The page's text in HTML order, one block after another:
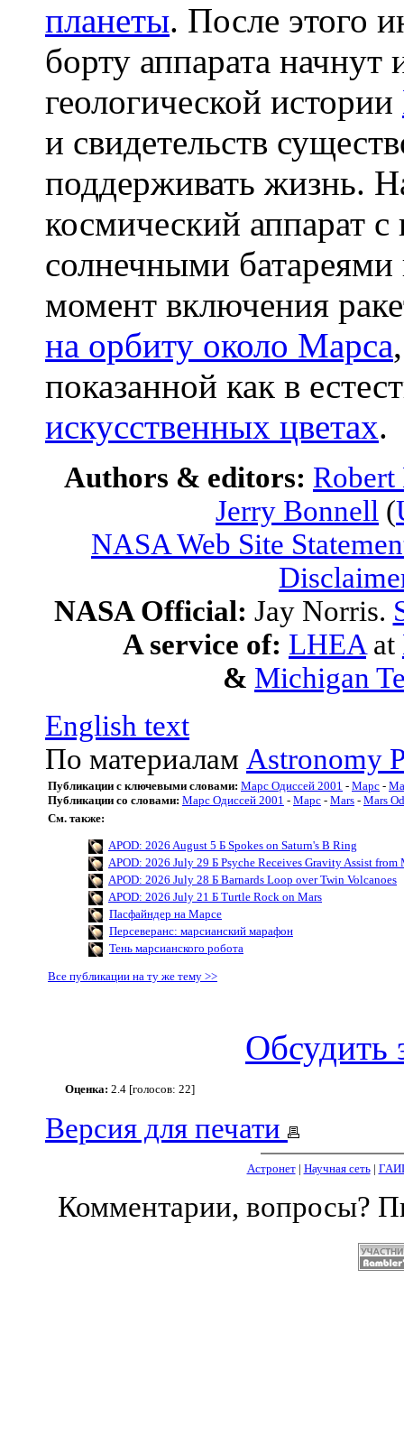
планеты. После этого
борту аппарата начнут
геологической истории
и свидетельств
поддерживать жизнь.
космический аппарат
солнечными
момент включения
на орбиту около Марса
показанной как в
искусственных цветах.
Authors & editors:
Jerry Bonnell (
NASA Web Site
NASA Official: Jay Norris.
A service of: LHEA at
& Michigan
English text
По материалам Astronomy
Публикации с ключевыми словами: Марс Одиссей 2001 - Марс -
Публикации со словами: Марс Одиссей 2001 - Марс - Mars - Mars
См. также:
APOD: 2026 August 5 Б Spokes on Saturn's B Ring
APOD: 2026 July 29 Б Psyche Receives Gravity Assist from
APOD: 2026 July 28 Б Barnards Loop over Twin Volcanoes
APOD: 2026 July 21 Б Turtle Rock on Mars
Пасфайндер на Марсе
Персеверанс: марсианский марафон
Тень марсианского робота
Все публикации на ту же тему >>
Обсудить
Оценка: 2.4 [голосов: 22]
Версия для печати
Астронет| Научная сеть|
Комментарии, вопросы?